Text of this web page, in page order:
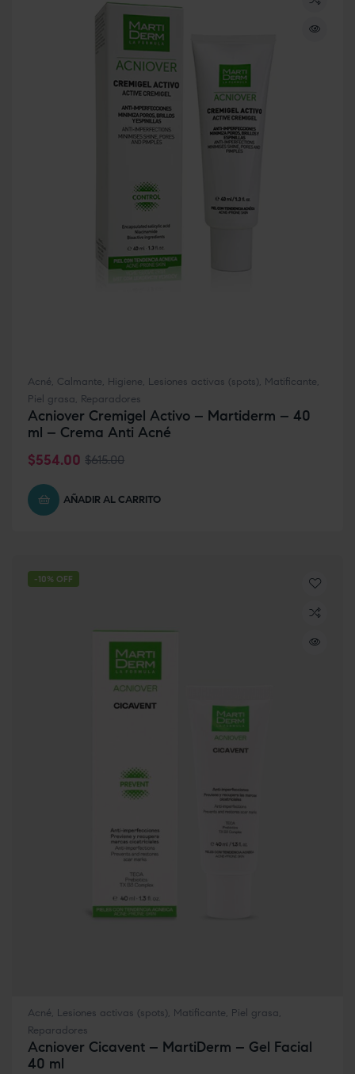
Acné, Calmante, Higiene, Lesiones activas (spots), Matificante,
Piel grasa, Reparadores
Acniover Cremigel Activo – Martiderm – 40
ml – Crema Anti Acné
$615.00
$554.00
AÑADIR AL CARRITO
-10% OFF
Acné, Lesiones activas (spots), Matificante, Piel grasa,
Reparadores
Acniover Cicavent – MartiDerm – Gel Facial
40 ml